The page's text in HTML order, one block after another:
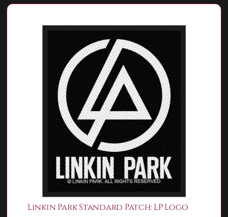
Linkin Park Standard Patch: LP Logo